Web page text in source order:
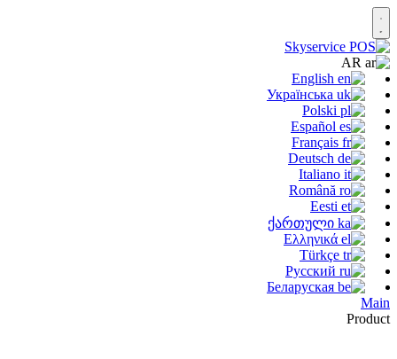
English
Українська
Polski
Español
Français
Deutsch
Italiano
Română
Eesti
ქართული
Ελληνικά
Türkçe
Русский
Беларуская
Main
Product